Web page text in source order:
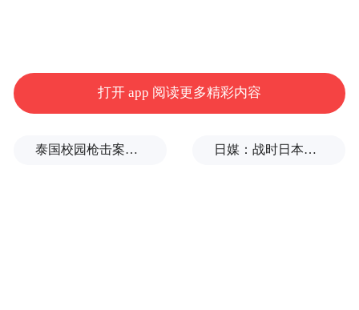
靖、方家翊三人根据人鱼选手各自编写的剧
本，经过认真的考量，分别接受了不同人鱼
她们一同辛苦排练，只为助力人鱼选手成功
打开 app 阅读更多精彩内容
泰国校园枪击案致9死，枪手父亲道歉 日媒：战时日本多所大学进行输血人体实验，向患者注射动物血